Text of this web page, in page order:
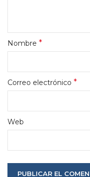
Nombre *
Correo electrónico *
Web